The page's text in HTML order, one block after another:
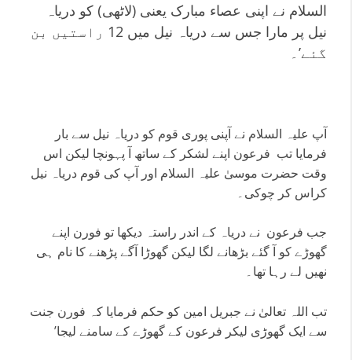
السلام نے اپنی عصاء مبارک یعنی (لاٹھی) کو دریاہ
نیل پر مارا جس سے دریاہ نیل میں 12 راستیں بن
گئے’۔
آپ علیہ السلام نے آپنی پوری قوم کو دریاہ نیل سے بار
فرمایا تب فرعون اپنے لشکر کے ساتھ آ پہونچا لیکن اس
وقت حضرت موسیٰ علیہ السلام اور آپ کی قوم دریاہ نیل
کراس کر چوکی۔
جب فرعون نے دریاہ کے اندر راستہ دیکھا تو فورن اپنے
گھوڑے کو آ گئے بڑھانے لگا لیکن گھوڑا آگے پڑھنے کا نام ہی
نھیں لے رہا تھا۔
تب اللہ تعالیٰ نے جبریل امین کو حکم فرمایا کہ فورن جنت
سے ایک گھوڑی لیکر فرعون کے گھوڑے کے سامنے لیجا’